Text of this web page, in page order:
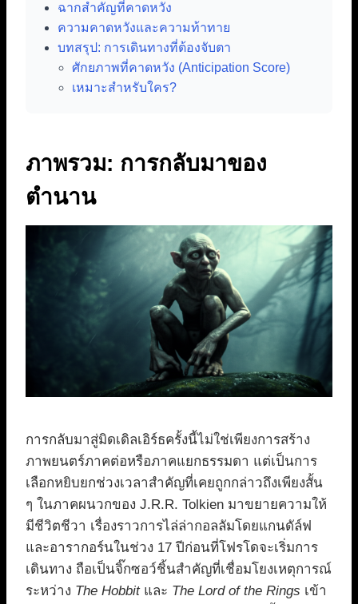
ฉากสำคัญที่คาดหวัง
ความคาดหวังและความท้าทาย
บทสรุป: การเดินทางที่ต้องจับตา
ศักยภาพที่คาดหวัง (Anticipation Score)
เหมาะสำหรับใคร?
ภาพรวม: การกลับมาของ
ตำนาน
การกลับมาสู่มิดเดิลเอิร์ธครั้งนี้ไม่ใช่เพียงการสร้าง
ภาพยนตร์ภาคต่อหรือภาคแยกธรรมดา แต่เป็นการ
เลือกหยิบยกช่วงเวลาสำคัญที่เคยถูกกล่าวถึงเพียงสั้น
ๆ ในภาคผนวกของ J.R.R. Tolkien มาขยายความให้
มีชีวิตชีวา เรื่องราวการไล่ล่ากอลลัมโดยแกนดัล์ฟ
และอารากอร์นในช่วง 17 ปีก่อนที่โฟรโดจะเริ่มการ
เดินทาง ถือเป็นจิ๊กซอว์ชิ้นสำคัญที่เชื่อมโยงเหตุการณ์
ระหว่าง The Hobbitและ The Lord of the Rings เข้า